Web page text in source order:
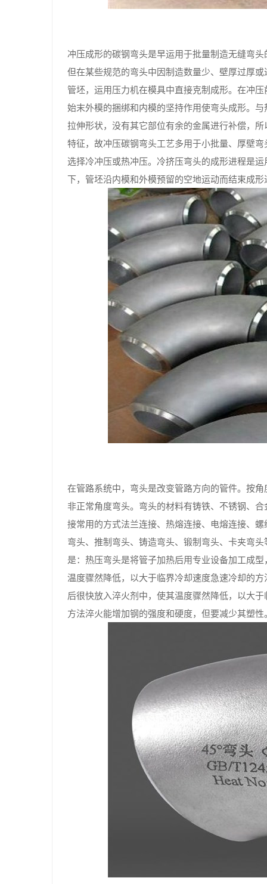
冲压成形的碳钢弯头是早运用于批量制造无缝弯
但在某些规范的弯头中因制造数量少、壁厚过厚
管坯，运用压力机在模具中直接克制成形。在冲
始末外模的捆绑和内模的坚持作用使弯头成形。
拉伸形状，没有其它部位有余的金属进行补偿，
特征，故冲压碳钢弯头工艺多用于小批量、厚壁
选择冷冲压或热冲压。冷挤压弯头的成形进程是
下，管坯沿内模和外模预留的空地运动而结束成形
在管路系统中，弯头是改变管路方向的管件。按
非正常角度弯头。弯头的材料有铸铁、不锈钢、
接常用的方式法兰连接、热熔连接、电熔连接、
弯头、推制弯头、铸造弯头、锻制弯头、卡夹弯
是：热压弯头是将管子加热后用专业设备加工成
温度骤然降低，以大于临界冷却速度急速冷却的
后很快放入淬火剂中，使其温度骤然降低，以大
方法淬火能增加钢的强度和硬度，但要减少其塑